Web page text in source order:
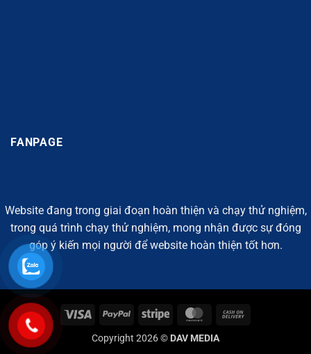
FANPAGE
Website đang trong giai đoạn hoàn thiện và chạy thử nghiệm,
trong quá trình chạy thử nghiệm, mong nhận được sự đóng
góp ý kiến mọi người để website hoàn thiện tốt hơn.
Visa PayPal Stripe MasterCard
Copyright 2026 © DAV MEDIA